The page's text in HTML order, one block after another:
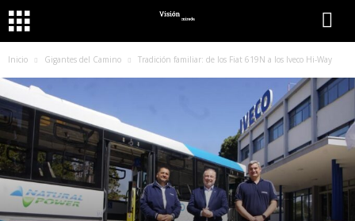
Inicio Gigantes del Camino Tradición familiar: de los Fiat 619N a los Iveco Hi-Way